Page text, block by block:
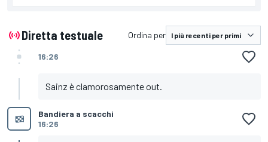
Diretta testuale Ordina per
16:26
Sainz è clamorosamente out.
Bandiera a scacchi
16:26